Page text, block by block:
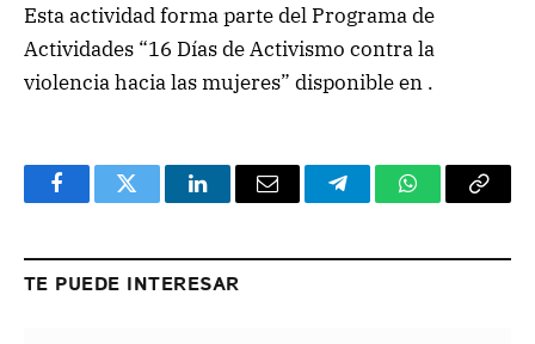
Esta actividad forma parte del Programa de
Actividades “16 Días de Activismo contra la
violencia hacia las mujeres” disponible en .
FacebookTwitter LinkedInEmail TelegramWhatsApp
Copy
TE PUEDE INTERESAR